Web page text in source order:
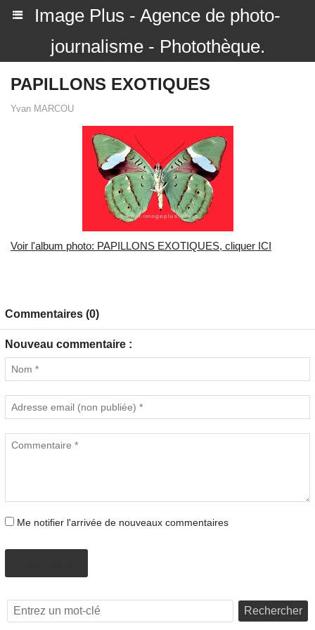
Image Plus - Agence de photo-
journalisme - Photothèque.
PAPILLONS EXOTIQUES
Yvan MARCOU
Voir l'album photo: PAPILLONS EXOTIQUES, cliquer ICI
Commentaires (0)
Nouveau commentaire :
Me notifier l'arrivée de nouveaux commentaires
Rechercher